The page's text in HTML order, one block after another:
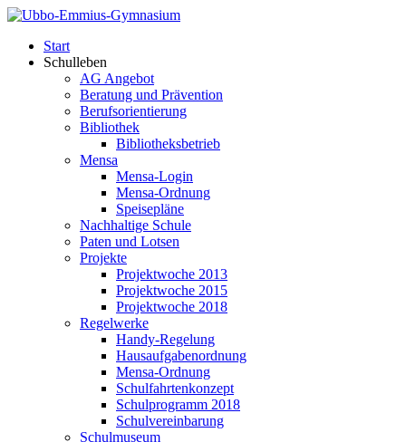
Start
Schulleben
AG Angebot
Beratung und Prävention
Berufsorientierung
Bibliothek
Bibliotheksbetrieb
Mensa
Mensa-Login
Mensa-Ordnung
Speisepläne
Nachhaltige Schule
Paten und Lotsen
Projekte
Projektwoche 2013
Projektwoche 2015
Projektwoche 2018
Regelwerke
Handy-Regelung
Hausaufgabenordnung
Mensa-Ordnung
Schulfahrtenkonzept
Schulprogramm 2018
Schulvereinbarung
Schulmuseum